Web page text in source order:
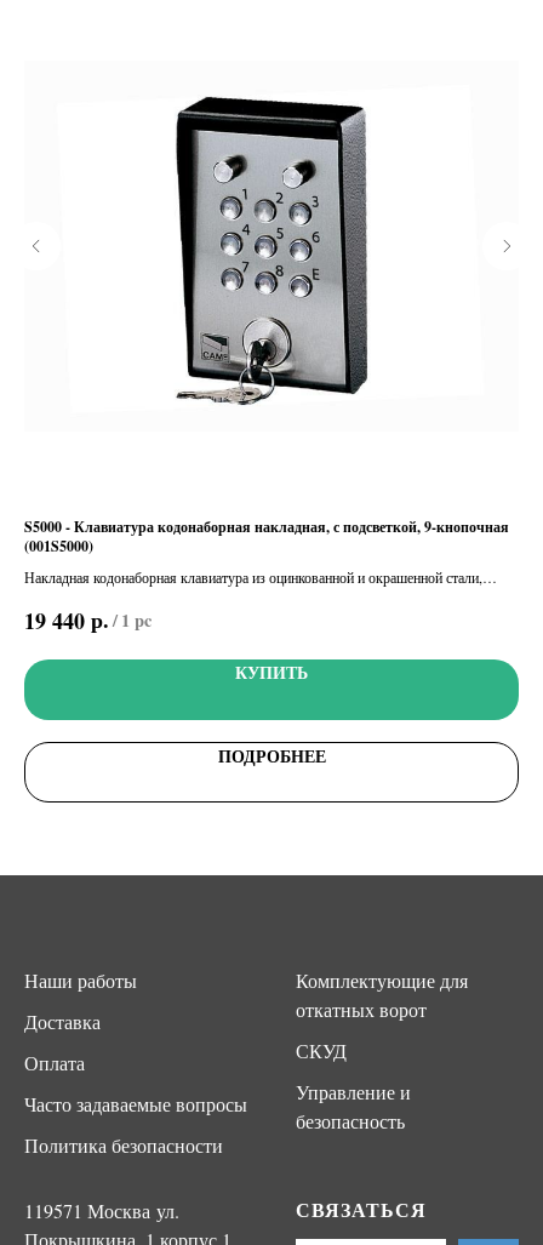
S5000 - Клавиатура кодонаборная накладная, с подсветкой, 9-кнопочная
(001S5000)
Накладная кодонаборная клавиатура из оцинкованной и окрашенной стали,
19 440р./1 pc
КУПИТЬ
ПОДРОБНЕЕ
Наши работы
Доставка
Оплата
Часто задаваемые вопросы
Политика безопасности
Комплектующие для
откатных ворот
СКУД
Управление и
безопасность
119571 Москва ул.
Покрышкина, 1 корпус 1
СВЯЗАТЬСЯ